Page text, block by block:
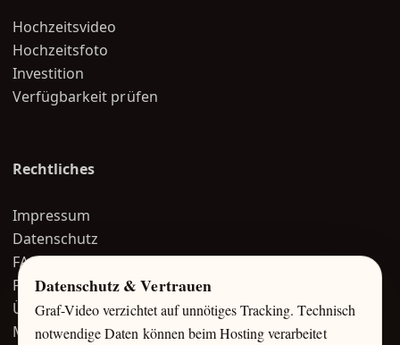
Hochzeitsvideo
Hochzeitsfoto
Investition
Verfügbarkeit prüfen
Rechtliches
Impressum
Datenschutz
FAQ
Portfolio
Über mich
Magazin
Datenschutz & Vertrauen
Graf-Video verzichtet auf unnötiges Tracking. Technisch
notwendige Daten können beim Hosting verarbeitet